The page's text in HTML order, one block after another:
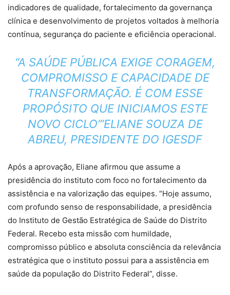
indicadores de qualidade, fortalecimento da governança
clínica e desenvolvimento de projetos voltados à melhoria
contínua, segurança do paciente e eficiência operacional.
“A SAÚDE PÚBLICA EXIGE CORAGEM,
COMPROMISSO E CAPACIDADE DE
TRANSFORMAÇÃO. É COM ESSE
PROPÓSITO QUE INICIAMOS ESTE
NOVO CICLO”’ELIANE SOUZA DE
ABREU, PRESIDENTE DO IGESDF
Após a aprovação, Eliane afirmou que assume a
presidência do instituto com foco no fortalecimento da
assistência e na valorização das equipes. “Hoje assumo,
com profundo senso de responsabilidade, a presidência
do Instituto de Gestão Estratégica de Saúde do Distrito
Federal. Recebo esta missão com humildade,
compromisso público e absoluta consciência da relevância
estratégica que o instituto possui para a assistência em
saúde da população do Distrito Federal”, disse.